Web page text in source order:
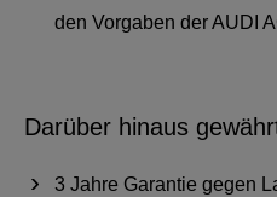
den Vorgaben der AUDI
Darüber hinaus
3 Jahre Garantie gegen